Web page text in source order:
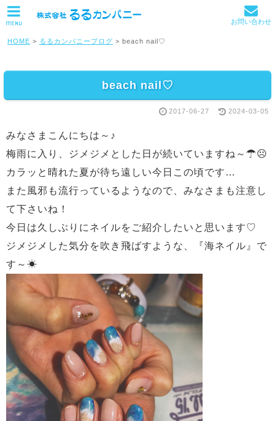
HOME > るるカンパニーブログ > beach nail♡
beach nail♡
2017-06-27 2024-03-05
みなさまこんにちは～♪
梅雨に入り、ジメジメとした日が続いていますね～☂☹
カラッと晴れた夏が待ち遠しい今日この頃です…
また風邪も流行っているようなので、みなさまも注意し
て下さいね！
今日は久しぶりにネイルをご紹介したいと思います♡
ジメジメした気分を吹き飛ばすような、『海ネイル』で
す～☀
MENU お問い合わせ